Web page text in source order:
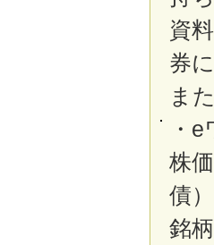
資
券
ま
・
株
債
銘